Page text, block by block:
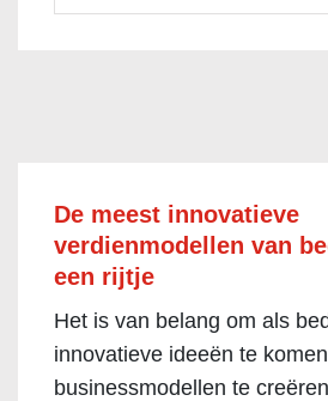
De meest innovatieve
verdienmodellen van
een rijtje
Het is van belang om als
innovatieve ideeën te
businessmodellen te